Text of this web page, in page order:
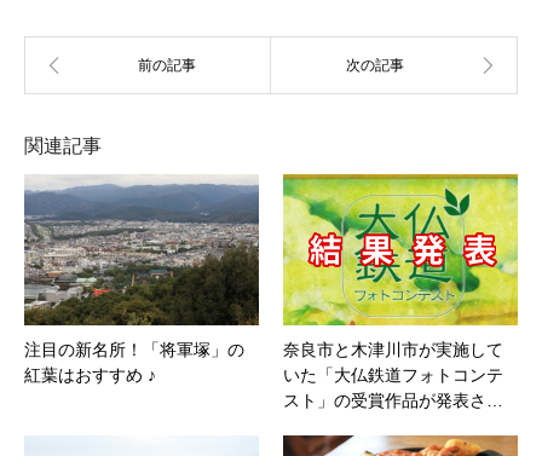
関連記事
注目の新名所！「将軍塚」の
紅葉はおすすめ ♪
奈良市と木津川市が実施して
いた「大仏鉄道フォトコンテ
スト」の受賞作品が発表さ…